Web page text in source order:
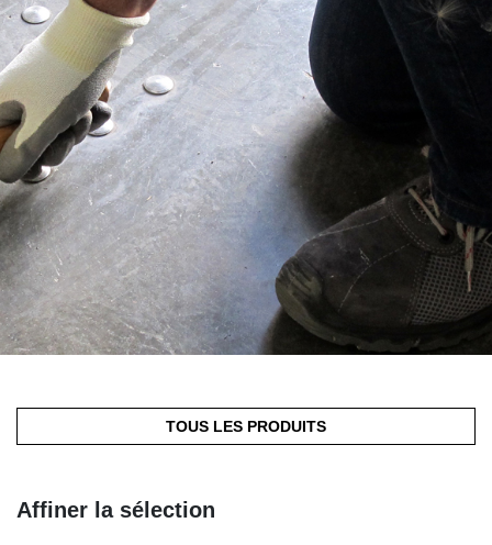
TOUS LES PRODUITS
Affiner la sélection